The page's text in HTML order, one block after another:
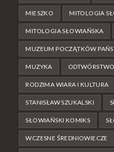
MIESZKO MITOLOGIA
MITOLOGIA SŁOWIAŃSKA
MUZEUM POCZĄTKÓW
MUZYKA
RODZIMA WIARA I KULTURA
STANISŁAW SZUKALSKI
SŁOWIAŃSKI KOMIKS
WCZESNE ŚREDNIOWIECZE